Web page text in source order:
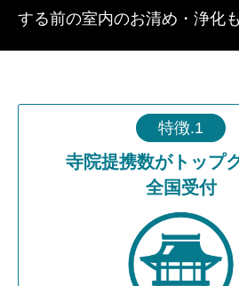
する前の室内のお清め・浄化
特徴.1
寺院提携数がトップ
全国受付